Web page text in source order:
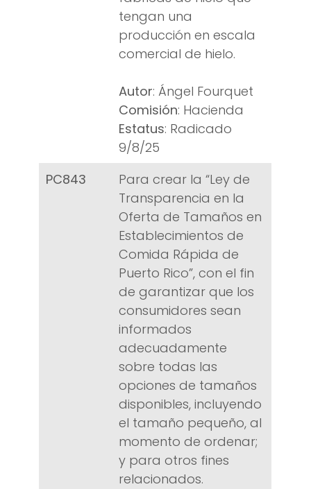
tengan una
producción en escala
comercial de hielo.
Autor: Ángel Fourquet
Comisión: Hacienda
Estatus: Radicado
9/8/25
PC843
Para crear la “Ley de
Transparencia en la
Oferta de Tamaños en
Establecimientos de
Comida Rápida de
Puerto Rico”, con el fin
de garantizar que los
consumidores sean
informados
adecuadamente
sobre todas las
opciones de tamaños
disponibles, incluyendo
el tamaño pequeño, al
momento de ordenar;
y para otros fines
relacionados.